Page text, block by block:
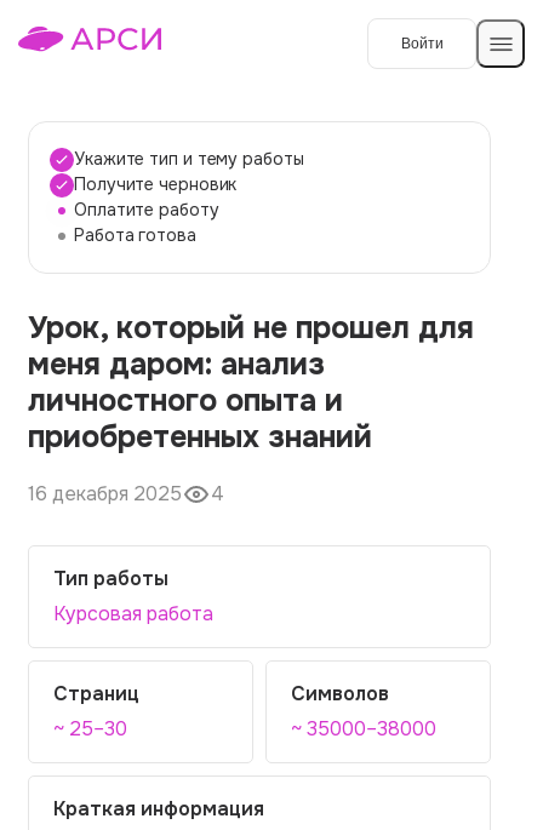
Войти
Темы работ
О сервисе
О компании
Наши гарантии
Порядок оплаты
Контакты
Укажите тип и тему работы
Получите черновик
Оплатите работу
Работа готова
Урок, который не прошел для
меня даром: анализ
личностного опыта и
приобретенных знаний
16 декабря 2025 4
Тип работы
Курсовая работа
Страниц
~ 25–30
Символов
~ 35000–38000
Краткая информация